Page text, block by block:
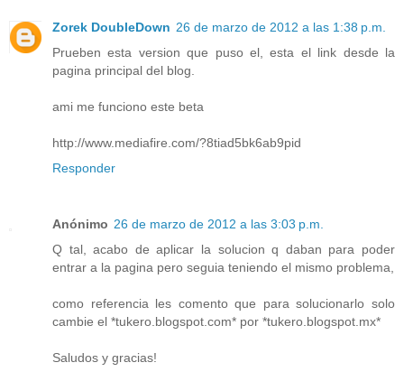
Zorek DoubleDown 26 de marzo de 2012 a las 1:38 p.m.
Prueben esta version que puso el, esta el link desde la
pagina principal del blog.
ami me funciono este beta
http://www.mediafire.com/?8tiad5bk6ab9pid
Responder
Anónimo 26 de marzo de 2012 a las 3:03 p.m.
Q tal, acabo de aplicar la solucion q daban para poder
entrar a la pagina pero seguia teniendo el mismo problema,
como referencia les comento que para solucionarlo solo
cambie el *tukero.blogspot.com* por *tukero.blogspot.mx*
Saludos y gracias!